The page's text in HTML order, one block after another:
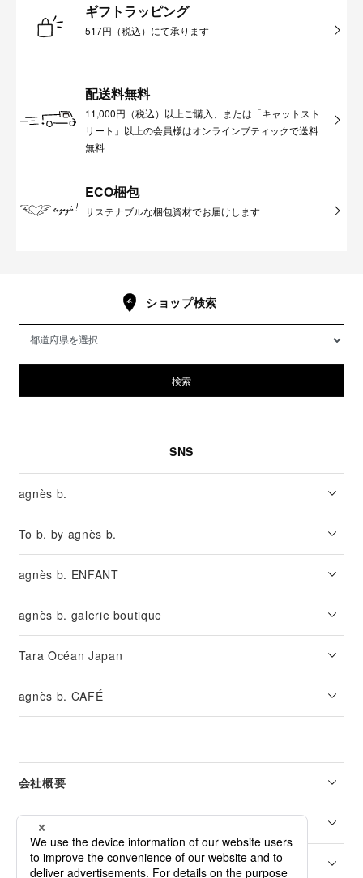
ギフトラッピング
517円（税込）にて承ります
配送料無料
11,000円（税込）以上ご購入、または「キャットスト
リート」以上の会員様はオンラインブティックで送料
無料
ECO梱包
サステナブルな梱包資材でお届けします
ショップ検索
検索
SNS
agnès b.
To b. by agnès b.
agnès b. ENFANT
agnès b. galerie boutique
Tara Océan Japan
agnès b. CAFÉ
会社概要
リーガル
カスタマーサービス